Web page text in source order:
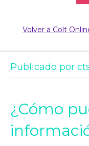
Volver a Colt
Publicado por
¿Cómo